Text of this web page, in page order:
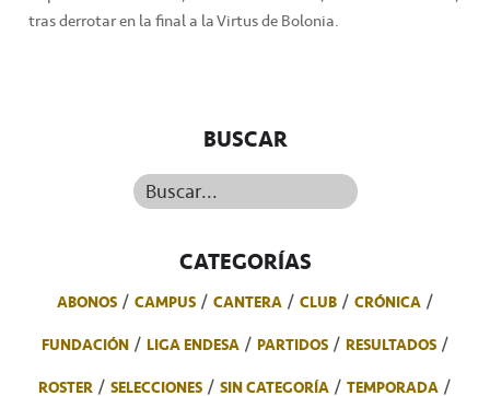
tras derrotar en la final a la Virtus de Bolonia.
BUSCAR
Buscar...
CATEGORÍAS
ABONOS CAMPUS CANTERA CLUB
CRÓNICA
FUNDACIÓN
LIGA ENDESA PARTIDOS
RESULTADOS
ROSTER
SELECCIONES SIN CATEGORÍA
TEMPORADA